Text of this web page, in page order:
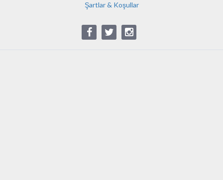
Şartlar & Koşullar